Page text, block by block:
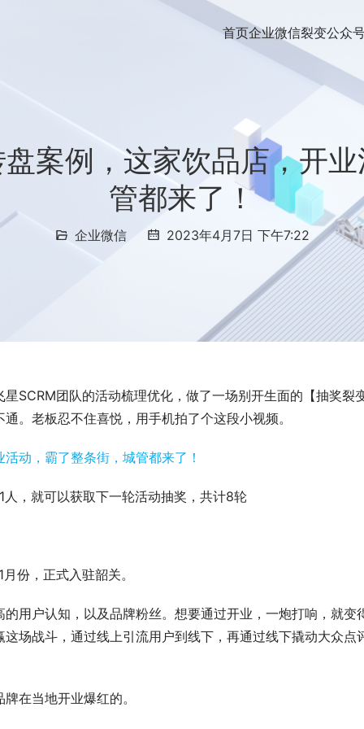
首页企业微信裂变公众
案例，这家饮品店，开
管都来了！
企业微信 2023年4月7日 下午7:22
SCRM团队的活动梳理优化，做了一场别开生面的【抽奖裂
。老板忍不住喜悦，用手机拍了个这段小视频。
，就可以获取下一轮活动抽奖，共计8轮
份，正式入驻韶关。
用户认知，以及品牌粉丝。想要通过开业，一炮打响，就
场战斗，通过线上引流用户到线下，再通过线下撬动大众
在当地开业爆红的。